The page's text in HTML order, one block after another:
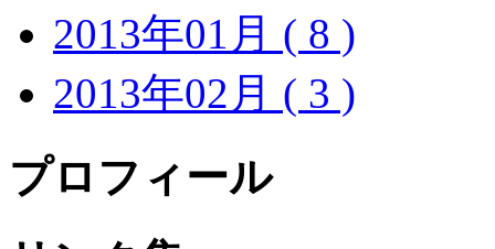
2013年01月 ( 8 )
2013年02月 ( 3 )
プロフィール